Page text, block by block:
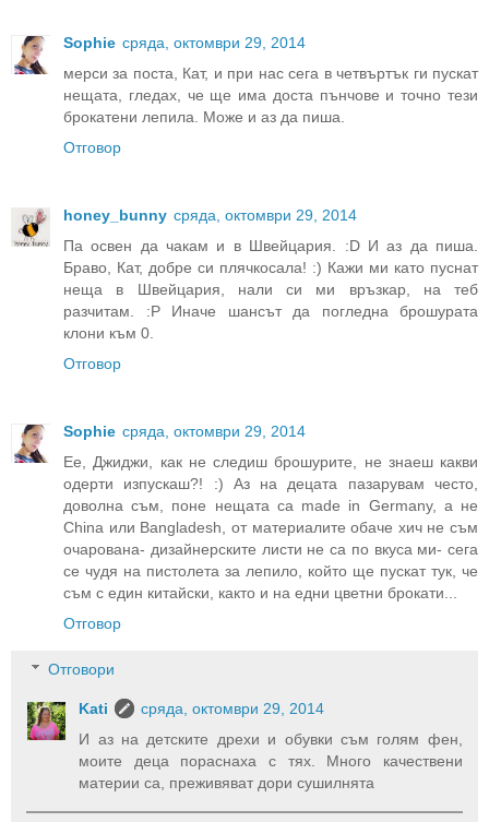
Sophie сряда, октомври 29, 2014
мерси за поста, Кат, и при нас сега в четвъртък ги пускат
нещата, гледах, че ще има доста пънчове и точно тези
брокатени лепила. Може и аз да пиша.
Отговор
honey_bunny сряда, октомври 29, 2014
Па освен да чакам и в Швейцария. :D И аз да пиша.
Браво, Кат, добре си плячкосала! :) Кажи ми като пуснат
неща в Швейцария, нали си ми връзкар, на теб
разчитам. :P Иначе шансът да погледна брошурата
клони към 0.
Отговор
Sophie сряда, октомври 29, 2014
Ее, Джиджи, как не следиш брошурите, не знаеш какви
одерти изпускаш?! :) Аз на децата пазарувам често,
доволна съм, поне нещата са made in Germany, а не
China или Bangladesh, от материалите обаче хич не съм
очарована- дизайнерските листи не са по вкуса ми- сега
се чудя на пистолета за лепило, който ще пускат тук, че
съм с един китайски, както и на едни цветни брокати...
Отговор
Отговори
Kati
сряда, октомври 29, 2014
И аз на детските дрехи и обувки съм голям фен,
моите деца пораснаха с тях. Много качествени
материи са, преживяват дори сушилнята